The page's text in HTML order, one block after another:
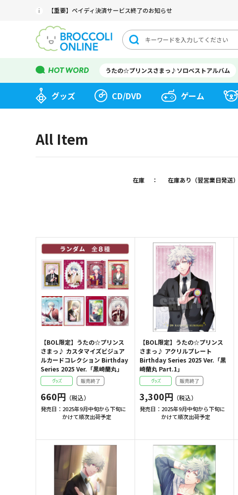
【重要】ペイディ決済サービス終了のお知らせ
うたの☆プリンスさまっ♪ソロベストアルバム
グッズ CD/DVD ゲーム
All Item
在庫 ： 在庫あり（翌営業日発送）
【BOL限定】うたの☆プリンス
さまっ♪ カスタマイズビジュア
ルカードコレクション Birthday
Series 2025 Ver.「黒崎蘭丸」
660円
発売日： 2025年9月中旬から下旬に
かけて順次出荷予定
【BOL限定】うたの☆プリンス
さまっ♪ アクリルプレート
Birthday Series 2025 Ver.「黒
崎蘭丸 Part.1」
3,300円
発売日： 2025年9月中旬から下旬に
かけて順次出荷予定